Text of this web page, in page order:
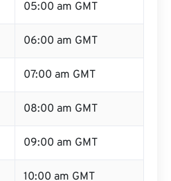
05:00 am GMT
06:00 am GMT
07:00 am GMT
08:00 am GMT
09:00 am GMT
10:00 am GMT